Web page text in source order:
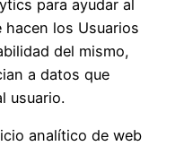
para ayudar al
hacen los Usuarios
del mismo,
a datos que
usuario.
analítico de web